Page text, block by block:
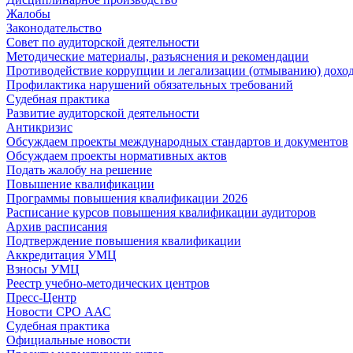
Жалобы
Законодательство
Совет по аудиторской деятельности
Методические материалы, разъяснения и рекомендации
Противодействие коррупции и легализации (отмыванию)
Профилактика нарушений обязательных требований
Судебная практика
Развитие аудиторской деятельности
Антикризис
Обсуждаем проекты международных стандартов и документов
Обсуждаем проекты нормативных актов
Подать жалобу на решение
Повышение квалификации
Программы повышения квалификации 2026
Расписание курсов повышения квалификации аудиторов
Архив расписания
Подтверждение повышения квалификации
Аккредитация УМЦ
Взносы УМЦ
Реестр учебно-методических центров
Пресс-Центр
Новости СРО ААС
Судебная практика
Официальные новости